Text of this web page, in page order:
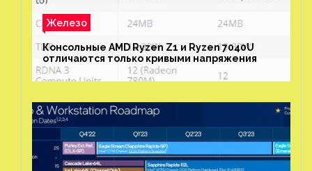
Железо
Консольные AMD Ryzen Z1 и Ryzen 7040U
отличаются только кривыми напряжения